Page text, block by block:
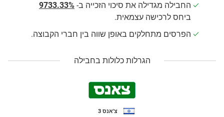
החבילה מגדילה את סיכוי הזכייה ב- 9733.33%
ביחס לרכישה עצמאית.
הפרסים מתחלקים באופן שווה בין חברי הקבוצה.
הגרלות כלולות בחבילה
צ'אנס 3